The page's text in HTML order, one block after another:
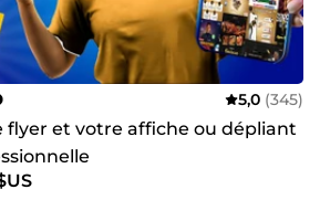
5,0 (345)
flyer et votre affiche ou dépliant